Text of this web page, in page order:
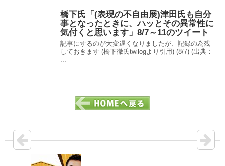
橋下氏「(表現の不自由展)津田氏も自分
事となったときに、ハッとその異常性に
気付くと思います」8/7～11のツイート
記事にするのが大変遅くなりましたが、記録の為残
しておきます (橋下徹氏twilogより引用) (8/7) (出典：
...